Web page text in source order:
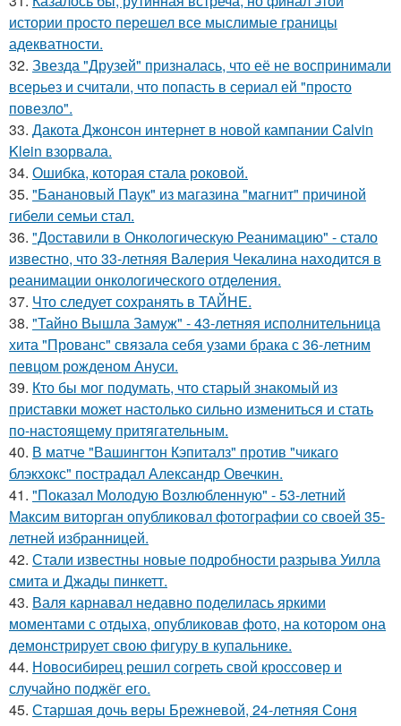
истории просто перешел все мыслимые границы
адекватности.
32. Звезда "Друзей" призналась, что её не воспринимали
всерьез и считали, что попасть в сериал ей "просто
повезло".
33. Дакота Джонсон интернет в новой кампании Calvin
Klein взорвала.
34. Ошибка, которая стала роковой.
35. "Банановый Паук" из магазина "магнит" причиной
гибели семьи стал.
36. "Доставили в Онкологическую Реанимацию" - стало
известно, что 33-летняя Валерия Чекалина находится в
реанимации онкологического отделения.
37. Что следует сохранять в ТАЙНЕ.
38. "Тайно Вышла Замуж" - 43-летняя исполнительница
хита "Прованс" связала себя узами брака с 36-летним
певцом рожденом Ануси.
39. Кто бы мог подумать, что старый знакомый из
приставки может настолько сильно измениться и стать
по-настоящему притягательным.
40. В матче "Вашингтон Кэпиталз" против "чикаго
блэкхокс" пострадал Александр Овечкин.
41. "Показал Молодую Возлюбленную" - 53-летний
Максим виторган опубликовал фотографии со своей 35-
летней избранницей.
42. Стали известны новые подробности разрыва Уилла
смита и Джады пинкетт.
43. Валя карнавал недавно поделилась яркими
моментами с отдыха, опубликовав фото, на котором она
демонстрирует свою фигуру в купальнике.
44. Новосибирец решил согреть свой кроссовер и
случайно поджёг его.
45. Старшая дочь веры Брежневой, 24-летняя Соня